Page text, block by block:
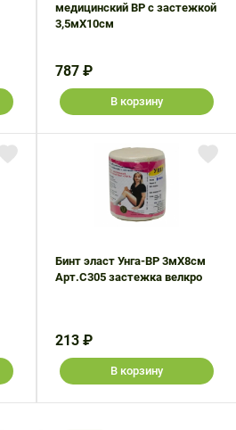
медицинский ВР с застежкой
3,5мX10см
787 ₽
В корзину
Бинт эласт Унга-ВР 3мX8см
Арт.С305 застежка велкро
213 ₽
В корзину